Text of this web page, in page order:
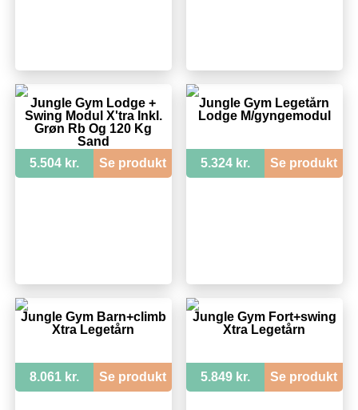
Jungle Gym Lodge +
Swing Modul X'tra Inkl.
Grøn Rb Og 120 Kg
Sand
5.504 kr.
Se produkt
Jungle Gym Legetårn
Lodge M/gyngemodul
5.324 kr. Se produkt
Jungle Gym Barn+climb
Xtra Legetårn
8.061 kr. Se produkt
Jungle Gym Fort+swing
Xtra Legetårn
5.849 kr. Se produkt